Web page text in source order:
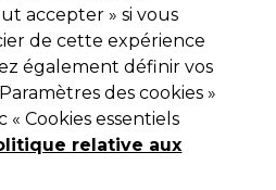
Rasoir TSS3
PROFESSIONNEL)
accepter » si vous
de cette expérience
également définir vos
des cookies »
Cookies essentiels
relative aux